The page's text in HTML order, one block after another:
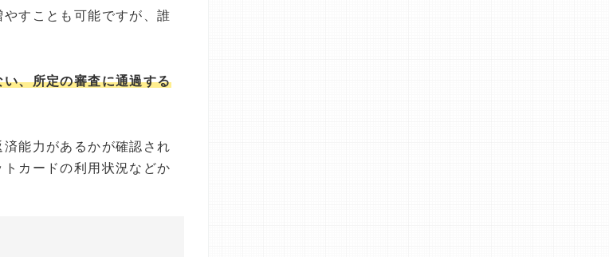
すことも可能ですが、誰
、所定の審査に通過する
能力があるかが確認され
カードの利用状況などか